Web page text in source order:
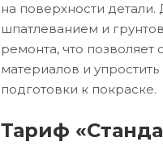
на поверхности
шпатлеванием и
ремонта, что позволяет
материалов и
подготовки к покраске.
Тариф